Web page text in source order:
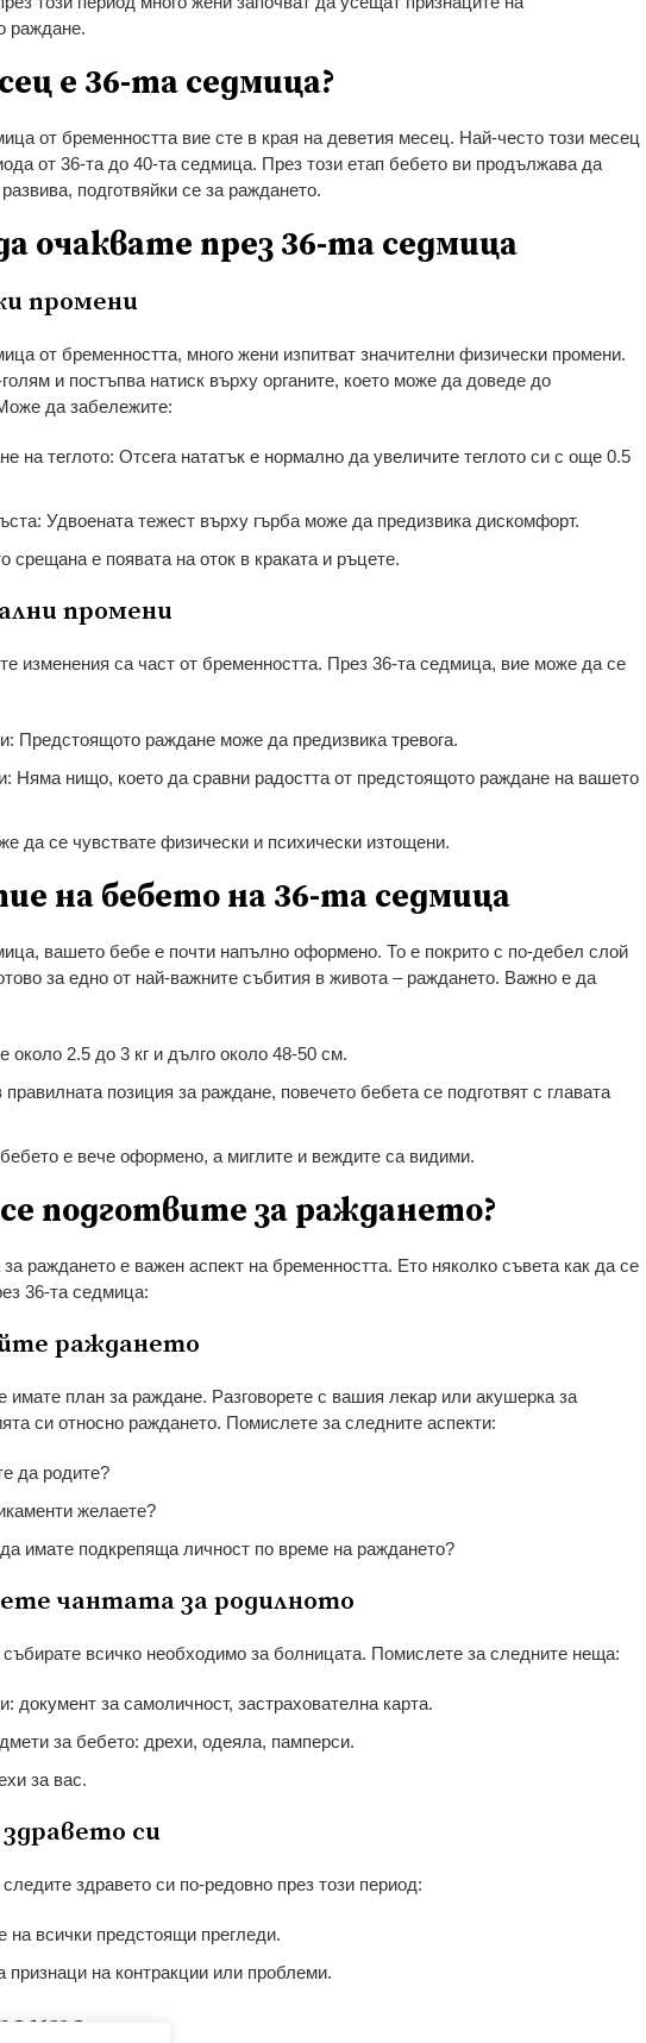
раждане.
е 36-та седмица?
от бременността вие сте в края на деветия месец. Най-често този месец
от 36-та до 40-та седмица. През този етап бебето ви продължава да
подготвяйки се за раждането.
очаквате през 36-та седмица
промени
от бременността, много жени изпитват значителни физически промени.
и постъпва натиск върху органите, което може да доведе до
да забележите:
на теглото: Отсега нататък е нормално да увеличите теглото си с още 0.5
Удвоената тежест върху гърба може да предизвика дискомфорт.
срещана е появата на оток в краката и ръцете.
промени
изменения са част от бременността. През 36-та седмица, вие може да се
Предстоящото раждане може да предизвика тревога.
Няма нищо, което да сравни радостта от предстоящото раждане на вашето
да се чувствате физически и психически изтощени.
на бебето на 36-та седмица
вашето бебе е почти напълно оформено. То е покрито с по-дебел слой
за едно от най-важните събития в живота – раждането. Важно е да
около 2.5 до 3 кг и дълго около 48-50 см.
правилната позиция за раждане, повечето бебета се подготвят с главата
е вече оформено, а миглите и веждите са видими.
подготвите за раждането?
за раждането е важен аспект на бременността. Ето няколко съвета как да се
36-та седмица:
раждането
имате план за раждане. Разговорете с вашия лекар или акушерка за
си относно раждането. Помислете за следните аспекти:
да родите?
желаете?
имате подкрепяща личност по време на раждането?
чантата за родилното
всичко необходимо за болницата. Помислете за следните неща:
документ за самоличност, застрахователна карта.
за бебето: дрехи, одеяла, памперси.
за вас.
си
здравето си по-редовно през този период:
на всички предстоящи прегледи.
признаци на контракции или проблеми.